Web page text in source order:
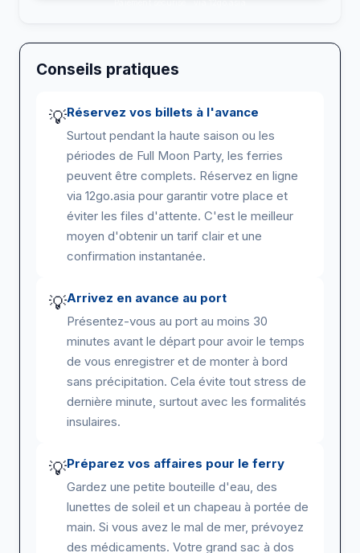
Conseils pratiques
💡Réservez vos billets à l'avance
Surtout pendant la haute saison ou les
périodes de Full Moon Party, les ferries
peuvent être complets. Réservez en ligne
via 12go.asia pour garantir votre place et
éviter les files d'attente. C'est le meilleur
moyen d'obtenir un tarif clair et une
confirmation instantanée.
💡Arrivez en avance au port
Présentez-vous au port au moins 30
minutes avant le départ pour avoir le temps
de vous enregistrer et de monter à bord
sans précipitation. Cela évite tout stress de
dernière minute, surtout avec les formalités
insulaires.
💡Préparez vos affaires pour le ferry
Gardez une petite bouteille d'eau, des
lunettes de soleil et un chapeau à portée de
main. Si vous avez le mal de mer, prévoyez
des médicaments. Votre grand sac à dos